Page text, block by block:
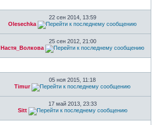
22 сен 2014, 13:59
Olesechka
25 сен 2012, 21:00
Настя_Волкова
05 ноя 2015, 11:18
Timur
17 май 2013, 23:33
Sitt